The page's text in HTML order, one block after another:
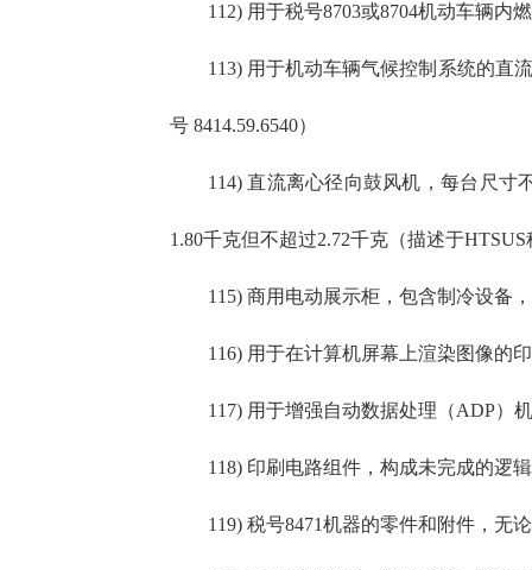
112) 用于税号8703或8704机动车辆内
113) 用于机动车辆气候控制系统的直
号 8414.59.6540）
114) 直流离心径向鼓风机，每台尺寸
1.80千克但不超过2.72千克（描述于HTSUS
115) 商用电动展示柜，包含制冷设备
116) 用于在计算机屏幕上渲染图像的
117) 用于增强自动数据处理（ADP）
118) 印刷电路组件，构成未完成的逻
119) 税号8471机器的零件和附件，无